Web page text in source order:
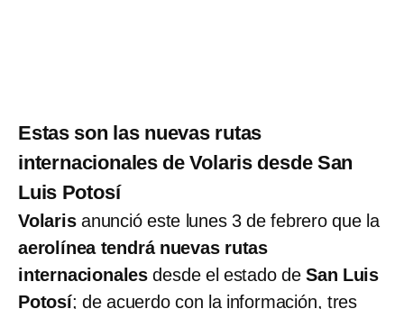
Estas son las nuevas rutas
internacionales de Volaris desde San
Luis Potosí
Volarisanunció este lunes 3 de febrero que la
aerolínea tendrá nuevas rutas
internacionalesdesde el estado deSan Luis
Potosí; de acuerdo con la información, tres